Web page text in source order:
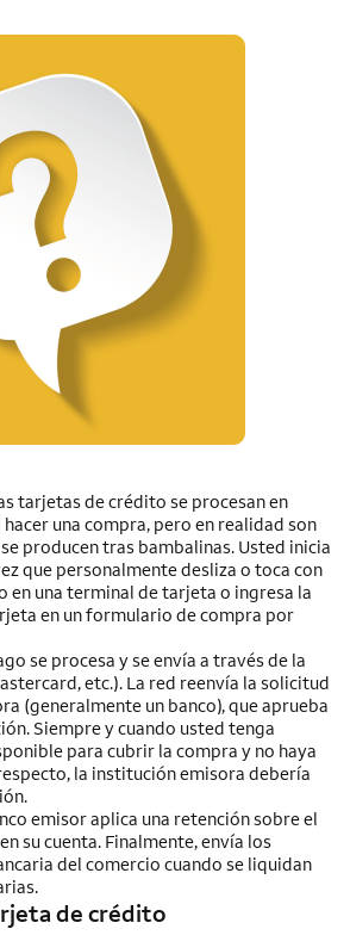
tarjetas de crédito se procesan en
una compra, pero en realidad son
producen tras bambalinas. Usted inicia
que personalmente desliza o toca con
en una terminal de tarjeta o ingresa la
en un formulario de compra por
se procesa y se envía a través de la
etc.). La red reenvía la solicitud
(generalmente un banco), que aprueba
Siempre y cuando usted tenga
para cubrir la compra y no haya
la institución emisora debería
emisor aplica una retención sobre el
su cuenta. Finalmente, envía los
del comercio cuando se liquidan
de crédito